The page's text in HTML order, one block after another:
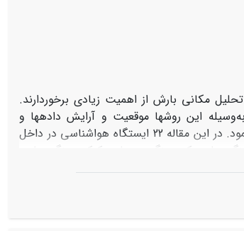
مکانی بارش از اهمیت زیادی برخوردارند.
این روش‏ها موقعیت و آرایش داده‏ها و
همبستگی بین آن‌ها در نظر گرفته نمی‏شود که برای این منظور می‏توان از روش‏های زمین‌آمار استفاده نمود. در این مقاله 22 ایستگاه هواشناسی در داخل
شامل کریجینگ ساده، کریجینگ معمولی، کوکریجینگ ساده،
با توان یک تا پنج به‌منظور برآورد مکانی
مطالعه، روش کریجینگ معمولی با میانگین